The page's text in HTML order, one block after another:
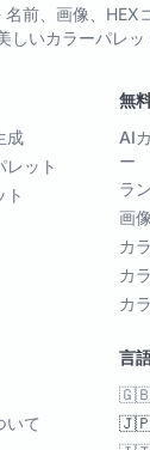
前、画像、HEX
しいカラーパレッ
成
レット
ト
無
AI
ー
ラ
画
カ
カ
カ
いて
言
🇬🇧
🇯🇵